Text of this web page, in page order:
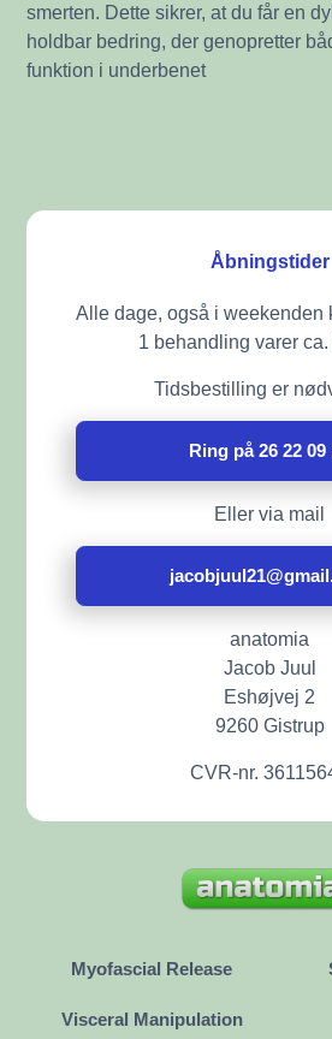
smerten. Dette sikrer, at du får en
holdbar bedring, der genopretter
funktion i underbenet
Åbningstider
Alle dage, også i weekenden
1 behandling varer ca.
Tidsbestilling er
Ring på 26 22 09
Eller via mail
anatomia
Jacob Juul
Eshøjvej 2
9260 Gistrup
CVR-nr.
Myofascial Release
Visceral Manipulation